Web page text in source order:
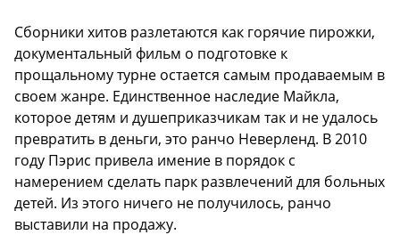
Сборники хитов разлетаются как горячие пирожки,
документальный фильм о подготовке к
прощальному турне остается самым продаваемым в
своем жанре. Единственное наследие Майкла,
которое детям и душеприказчикам так и не удалось
превратить в деньги, это ранчо Неверленд. В 2010
году Пэрис привела имение в порядок с
намерением сделать парк развлечений для больных
детей. Из этого ничего не получилось, ранчо
выставили на продажу.